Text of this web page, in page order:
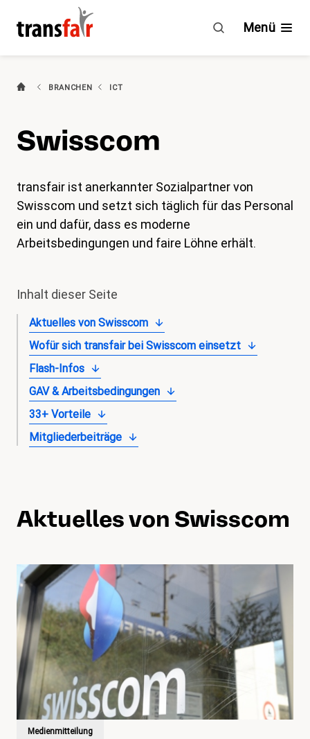
Agenda
magazin
Shop
Kontakt
Familienzeit
Meine Lehre. Meine Rechte
Branchen(aktiv)
Engagement
Über transfair
Mitgliedervorteile
Menü
BRANCHEN ICT
Swisscom
transfair ist anerkannter Sozialpartner von
Swisscom und setzt sich täglich für das Personal
ein und dafür, dass es moderne
Arbeitsbedingungen und faire Löhne erhält.
Inhalt dieser Seite
Aktuelles von Swisscom
Wofür sich transfair bei Swisscom einsetzt
Flash-Infos
GAV & Arbeitsbedingungen
33+ Vorteile
Mitgliederbeiträge
Aktuelles von Swisscom
Medienmitteilung